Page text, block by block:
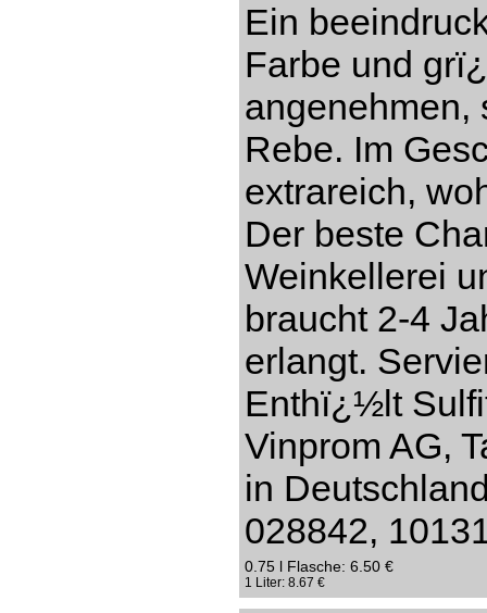
Ein
Farbe und
angenehmen,
Rebe. Im
extrareich,
Der beste
Weinkellerei
braucht 2-4
erlangt.
Enthï¿½lt
Vinprom AG,
in
028842,
0.75 l Flasche: 6.50 €
1 Liter: 8.67 €